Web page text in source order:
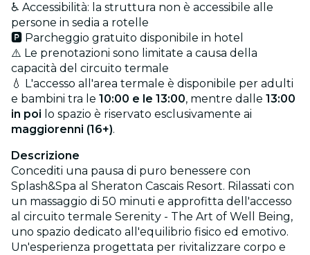
♿ Accessibilità: la struttura non è accessibile alle
persone in sedia a rotelle
🅿️ Parcheggio gratuito disponibile in hotel
⚠️ Le prenotazioni sono limitate a causa della
capacità del circuito termale
💧 L'accesso all'area termale è disponibile per adulti
e bambini tra le 10:00 e le 13:00, mentre dalle 13:00
in poi lo spazio è riservato esclusivamente ai
maggiorenni (16+).
Descrizione
Concediti una pausa di puro benessere con
Splash&Spa al Sheraton Cascais Resort. Rilassati con
un massaggio di 50 minuti e approfitta dell'accesso
al circuito termale Serenity - The Art of Well Being,
uno spazio dedicato all'equilibrio fisico ed emotivo.
Un'esperienza progettata per rivitalizzare corpo e